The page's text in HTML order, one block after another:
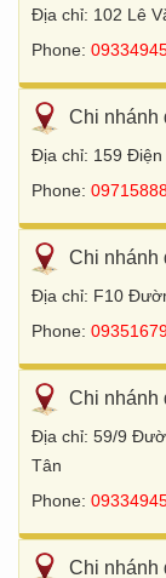
Địa chỉ: 102 Lê
Phone:
Chi nhánh
Địa chỉ: 159 Điện
Phone:
Chi nhánh
Địa chỉ: F10
Phone:
Chi nhánh
Địa chỉ: 59/9
Tân
Phone:
Chi nhánh